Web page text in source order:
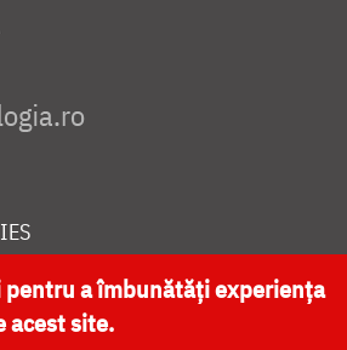
CATEDRALA NAȚIONALĂ
pentru a îmbunătăți experiența
acest site.